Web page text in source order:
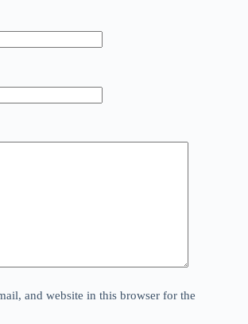
and website in this browser for the